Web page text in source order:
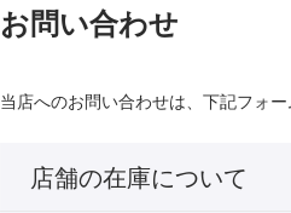
お問い合わせ
当店へのお問い合わせは、下記フォ
店舗の在庫について